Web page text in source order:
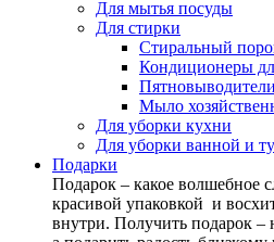
Для мытья посуды
Для стирки
Стиральный
Кондиционеры
Пятновыводители
Мыло
Для уборки кухни
Для уборки ванной и
Подарки
Подарок – какое волшебное
красивой упаковкой и
внутри. Получить подарок –